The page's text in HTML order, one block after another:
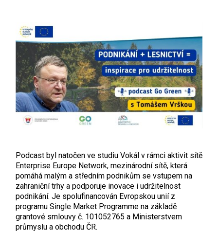
Podcast byl natočen ve studiu Vokál v rámci aktivit sítě
Enterprise Europe Network, mezinárodní sítě, která
pomáhá malým a středním podnikům se vstupem na
zahraniční trhy a podporuje inovace i udržitelnost
podnikání. Je spolufinancován Evropskou unií z
programu Single Market Programme na základě
grantové smlouvy č. 101052765 a Ministerstvem
průmyslu a obchodu ČR.